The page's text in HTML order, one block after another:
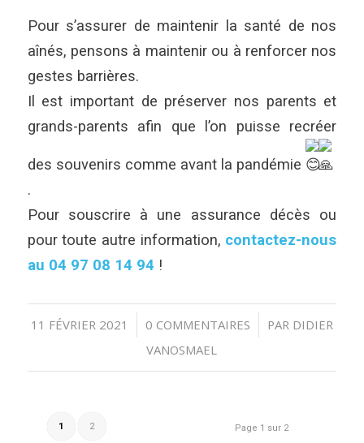
Pour s’assurer de maintenir la santé de nos
aînés, pensons à maintenir ou à renforcer nos
gestes barrières.
Il est important de préserver nos parents et
grands-parents afin que l’on puisse recréer
des souvenirs comme avant la pandémie
.
Pour souscrire à une assurance décès ou
pour toute autre information, contactez-nous
au 04 97 08 14 94 !
11 FÉVRIER 2021
/ 0 COMMENTAIRES
/ PAR DIDIER
VANOSMAEL
Page 1 sur 2
1 2